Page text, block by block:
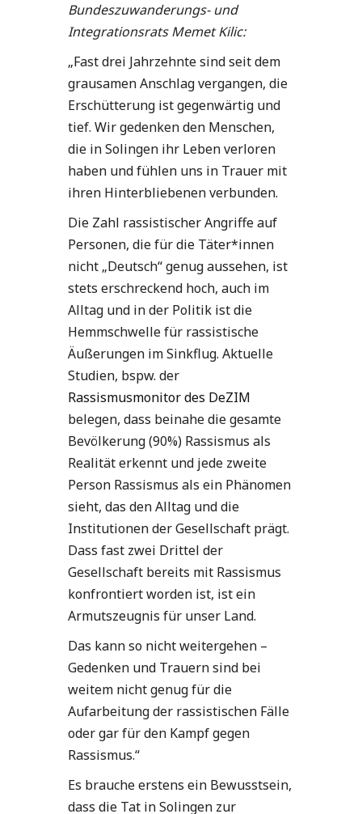
Bundeszuwanderungs- und
Integrationsrats Memet Kilic:
„Fast drei Jahrzehnte sind seit dem
grausamen Anschlag vergangen, die
Erschütterung ist gegenwärtig und
tief. Wir gedenken den Menschen,
die in Solingen ihr Leben verloren
haben und fühlen uns in Trauer mit
ihren Hinterbliebenen verbunden.
Die Zahl rassistischer Angriffe auf
Personen, die für die Täter*innen
nicht „Deutsch“ genug aussehen, ist
stets erschreckend hoch, auch im
Alltag und in der Politik ist die
Hemmschwelle für rassistische
Äußerungen im Sinkflug. Aktuelle
Studien, bspw. der
Rassismusmonitor des DeZIM
belegen, dass beinahe die gesamte
Bevölkerung (90%) Rassismus als
Realität erkennt und jede zweite
Person Rassismus als ein Phänomen
sieht, das den Alltag und die
Institutionen der Gesellschaft prägt.
Dass fast zwei Drittel der
Gesellschaft bereits mit Rassismus
konfrontiert worden ist, ist ein
Armutszeugnis für unser Land.
Das kann so nicht weitergehen –
Gedenken und Trauern sind bei
weitem nicht genug für die
Aufarbeitung der rassistischen Fälle
oder gar für den Kampf gegen
Rassismus.“
Es brauche erstens ein Bewusstsein,
dass die Tat in Solingen zur